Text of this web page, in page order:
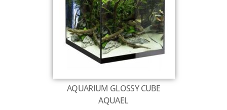
AQUARIUM GLOSSY CUBE
AQUAEL